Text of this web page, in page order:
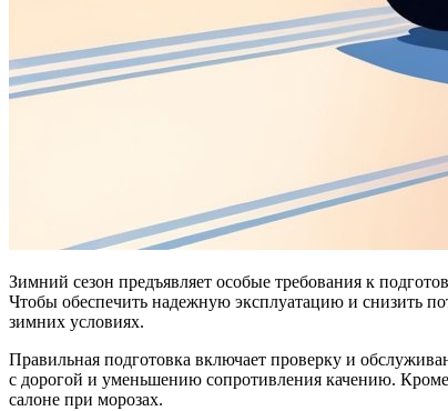
Зимний сезон предъявляет особые требования к
Чтобы обеспечить надежную эксплуатацию и снизить
зимних условиях.
Правильная подготовка включает проверку и
с дорогой и уменьшению сопротивления качению. Кроме
салоне при морозах.